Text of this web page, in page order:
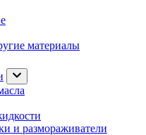
материалы
и размораживатели